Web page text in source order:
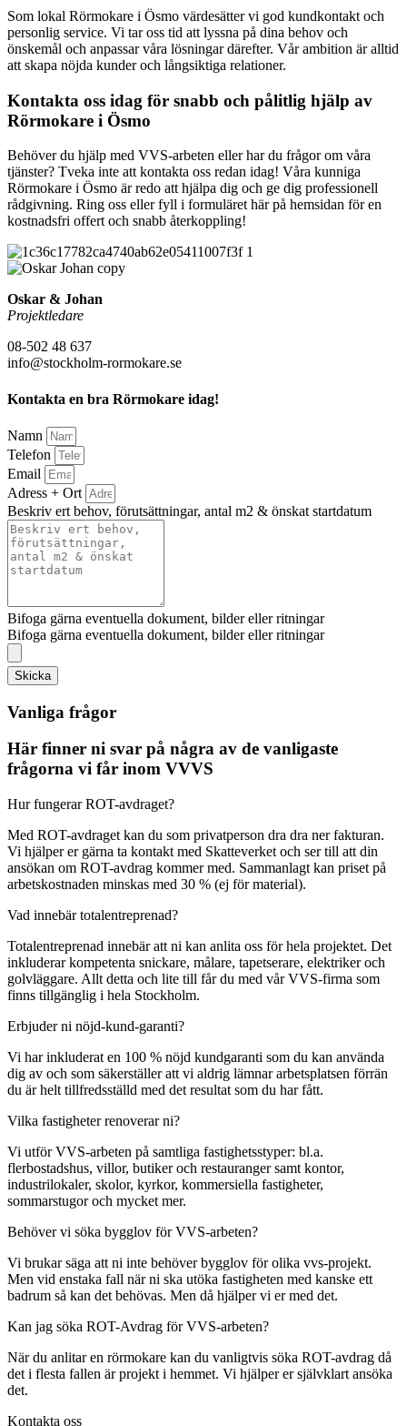
Som lokal Rörmokare i Ösmo värdesätter vi god kundkontakt och
personlig service. Vi tar oss tid att lyssna på dina behov och
önskemål och anpassar våra lösningar därefter. Vår ambition är alltid
att skapa nöjda kunder och långsiktiga relationer.
Kontakta oss idag för snabb och pålitlig hjälp av
Rörmokare i Ösmo
Behöver du hjälp med VVS-arbeten eller har du frågor om våra
tjänster? Tveka inte att kontakta oss redan idag! Våra kunniga
Rörmokare i Ösmo är redo att hjälpa dig och ge dig professionell
rådgivning. Ring oss eller fyll i formuläret här på hemsidan för en
kostnadsfri offert och snabb återkoppling!
Oskar & Johan
Projektledare
08-502 48 637
info@stockholm-rormokare.se
Kontakta en bra Rörmokare idag!
Namn
Telefon
Email
Adress + Ort
Beskriv ert behov, förutsättningar, antal m2 & önskat startdatum
Bifoga gärna eventuella dokument, bilder eller ritningar
Bifoga gärna eventuella dokument, bilder eller ritningar
Skicka
Vanliga frågor
Här finner ni svar på några av de vanligaste
frågorna vi får inom VVVS
Hur fungerar ROT-avdraget?
Med ROT-avdraget kan du som privatperson dra dra ner fakturan.
Vi hjälper er gärna ta kontakt med Skatteverket och ser till att din
ansökan om ROT-avdrag kommer med. Sammanlagt kan priset på
arbetskostnaden minskas med 30 % (ej för material).
Vad innebär totalentreprenad?
Totalentreprenad innebär att ni kan anlita oss för hela projektet. Det
inkluderar kompetenta snickare, målare, tapetserare, elektriker och
golvläggare. Allt detta och lite till får du med vår VVS-firma som
finns tillgänglig i hela Stockholm.
Erbjuder ni nöjd-kund-garanti?
Vi har inkluderat en 100 % nöjd kundgaranti som du kan använda
dig av och som säkerställer att vi aldrig lämnar arbetsplatsen förrän
du är helt tillfredsställd med det resultat som du har fått.
Vilka fastigheter renoverar ni?
Vi utför VVS-arbeten på samtliga fastighetsstyper: bl.a.
flerbostadshus, villor, butiker och restauranger samt kontor,
industrilokaler, skolor, kyrkor, kommersiella fastigheter,
sommarstugor och mycket mer.
Behöver vi söka bygglov för VVS-arbeten?
Vi brukar säga att ni inte behöver bygglov för olika vvs-projekt.
Men vid enstaka fall när ni ska utöka fastigheten med kanske ett
badrum så kan det behövas. Men då hjälper vi er med det.
Kan jag söka ROT-Avdrag för VVS-arbeten?
När du anlitar en rörmokare kan du vanligtvis söka ROT-avdrag då
det i flesta fallen är projekt i hemmet. Vi hjälper er självklart ansöka
det.
Kontakta oss